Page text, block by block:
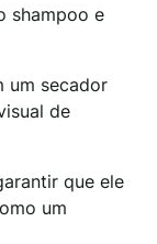
shampoo e
um secador
de
que ele
um